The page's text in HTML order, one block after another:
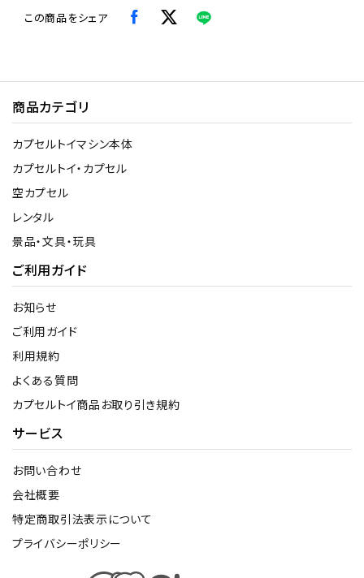
この商品をシェア
商品カテゴリ
カプセルトイマシン本体
カプセルトイ・カプセル
空カプセル
レンタル
景品・文具・玩具
ご利用ガイド
お知らせ
ご利用ガイド
利用規約
よくある質問
カプセルトイ商品お取り引き規約
サービス
お問い合わせ
会社概要
特定商取引法表示について
プライバシーポリシー